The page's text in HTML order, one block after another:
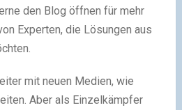
den Blog öffnen für mehr
Experten, die Lösungen aus
mit neuen Medien, wie
Aber als Einzelkämpfer